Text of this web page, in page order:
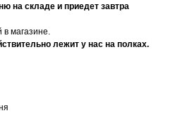
на складе и приедет завтра
магазине.
лежит у нас на полках.